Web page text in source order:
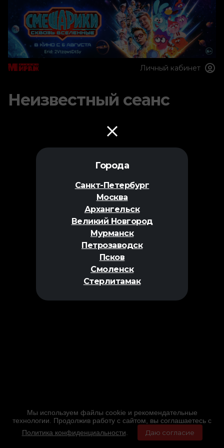
Города
Санкт-Петербург
Москва
Архангельск
Великий Новгород
Мурманск
Петрозаводск
Псков
Смоленск
Стерлитамак
Личный кабинет
Неизвестный сеанс
Мы используем файлы cookie и рекомендательные
технологии. Продолжив работу с сайтом, вы соглашаетесь с
Политика конфиденциальности
Даю согласие